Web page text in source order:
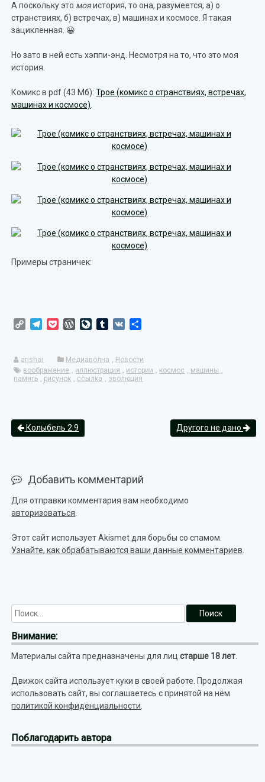
А поскольку это мояистория, то она, разумеется, а) о
странствиях, б) встречах, в) машинах и космосе. Я такая
зацикленная. 😀
Но зато в ней есть хэппи-энд. Несмотря на то, что это моя
история.
Комикс в pdf (43 Мб):Трое (комикс о странствиях, встречах,
машинах и космосе)
Примеры страничек:
Copy TelegramPocketWordPress
LiveJournal
Tumblr
VK
arishai Медиаволна , Новости
воображение , иллюстрация , истории , космос , машины ,
память , рисунок , ссылка , эволюция
Колыбель 2.9 Другого не дано
Добавить комментарий
Для отправки комментария вам необходимо
авторизоваться
Этот сайт использует Akismet для борьбы со спамом.
Узнайте, как обрабатываются ваши данные комментариев
Внимание:
Материалы сайта предназначены для лицстарше 18 лет
Движок сайта использует куки в своей работе. Продолжая
использовать сайт, вы соглашаетесь с принятой на нём
политикой конфиденциальности
Поблагодарить автора